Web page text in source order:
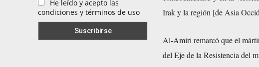
He leído y acepto las
condiciones y términos de uso
Irak y la región [de Asia
Al-Amiri remarcó que el
del Eje de la Resistencia del